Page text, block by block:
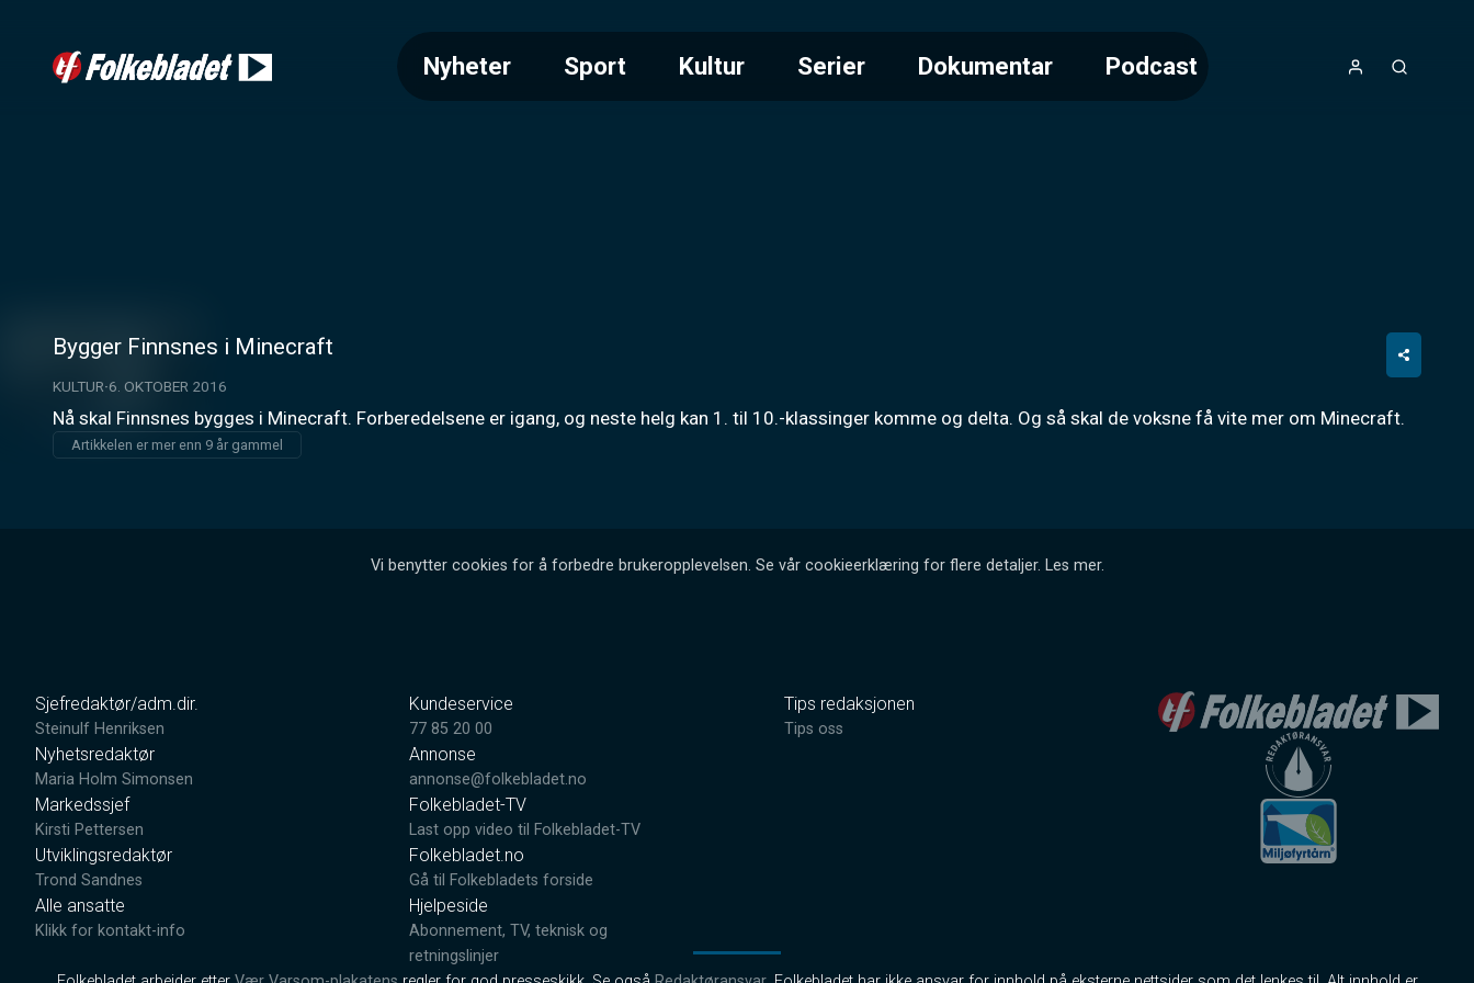
Nyheter Sport Kultur Serier Dokumentar Podcast
Bygger Finnsnes i Minecraft
KULTUR 6. OKTOBER 2016
Nå skal Finnsnes bygges i Minecraft. Forberedelsene er igang, og neste helg kan 1. til 10.-klassinger komme og delta. Og så skal de voksne få vite mer om Minecraft.
Artikkelen er mer enn 9 år gammel
Vi benytter cookies for å forbedre brukeropplevelsen. Se vår cookieerklæring for flere detaljer. Les mer.
Sjefredaktør/adm.dir.
Steinulf Henriksen
Nyhetsredaktør
Maria Holm Simonsen
Markedssjef
Kirsti Pettersen
Utviklingsredaktør
Trond Sandnes
Alle ansatte
Klikk for kontakt-info
Kundeservice
77 85 20 00
Annonse
annonse@folkebladet.no
Folkebladet-TV
Last opp video til Folkebladet-TV
Folkebladet.no
Gå til Folkebladets forside
Hjelpeside
Abonnement, TV, teknisk og
retningslinjer
Tips redaksjonen
Tips oss